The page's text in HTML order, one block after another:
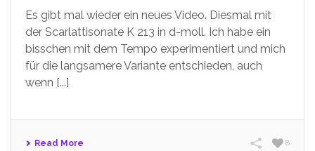
Es gibt mal wieder ein neues Video. Diesmal mit
der Scarlattisonate K 213 in d-moll. Ich habe ein
bisschen mit dem Tempo experimentiert und mich
für die langsamere Variante entschieden, auch
wenn [...]
Read More 8